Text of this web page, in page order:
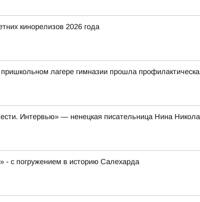
кинорелизов 2026 года
лагере гимназии прошла
Интервью» — ненецкая писательница Нина
- с погружением в историю Салехарда